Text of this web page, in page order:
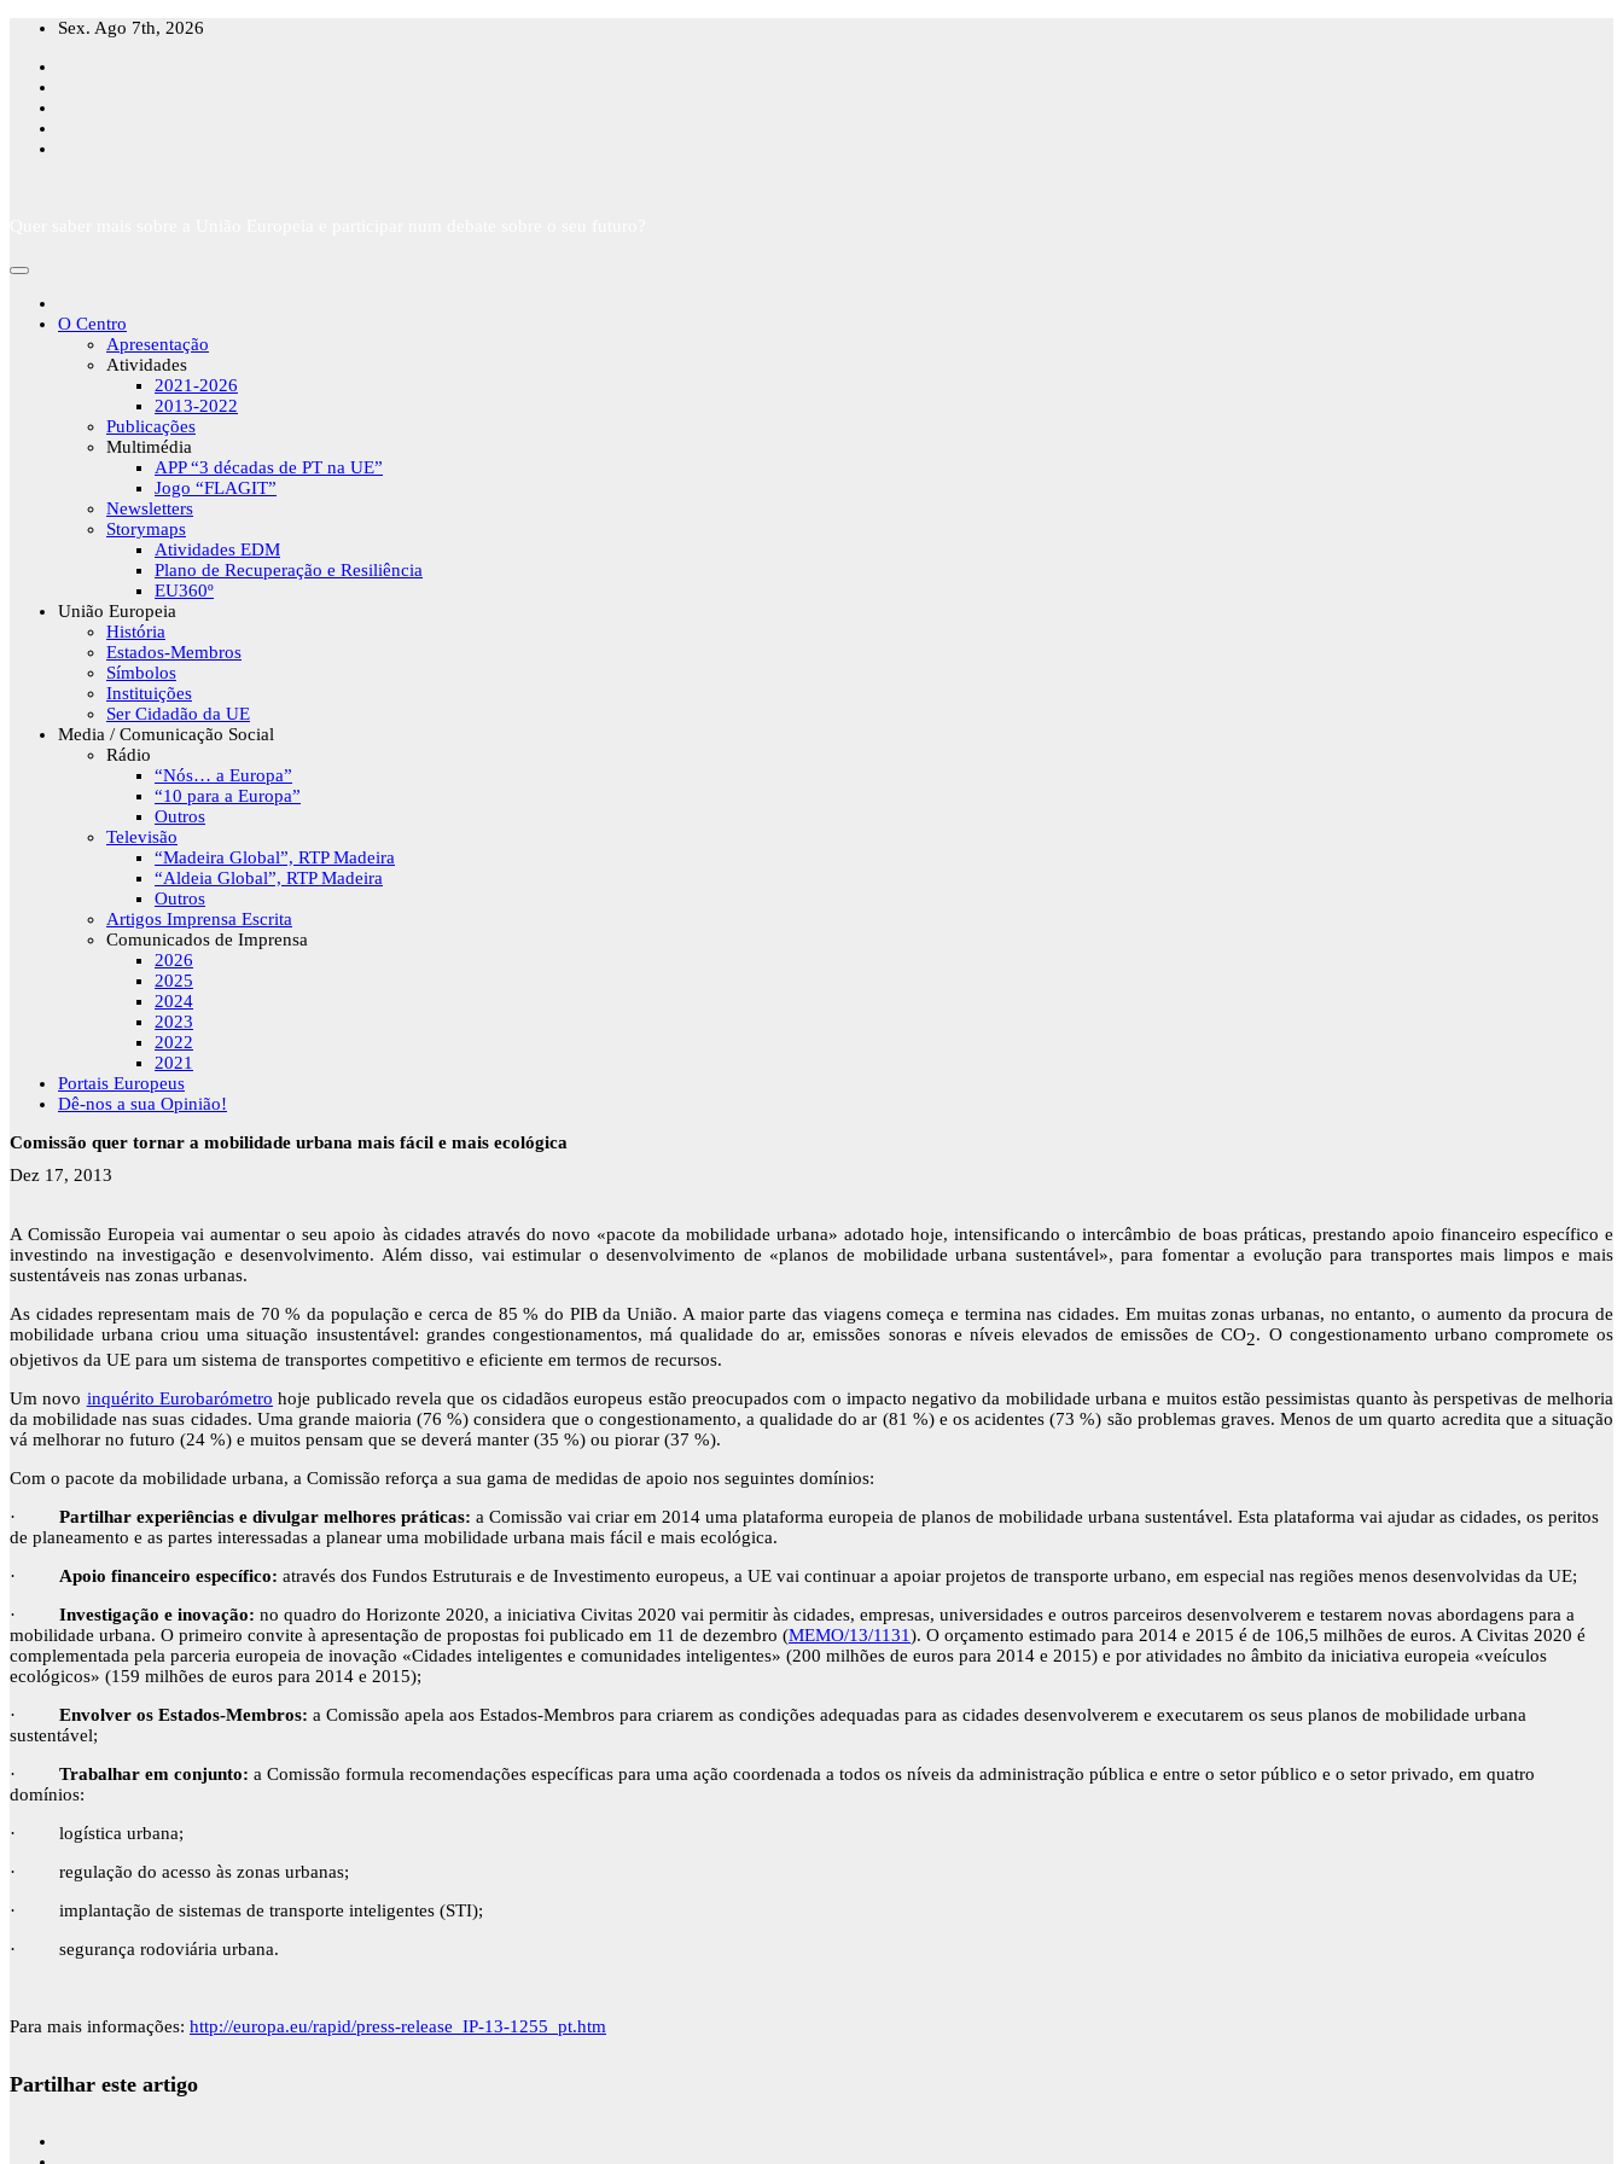
Skip
content
Sex. Ago 7th, 2026
O Centro
Apresentação
Atividades
2021-2026
2013-2022
Publicações
Multimédia
APP “3 décadas de PT na UE”
Jogo “FLAGIT”
Newsletters
Storymaps
Atividades EDM
Plano de Recuperação e Resiliência
EU360º
União Europeia
História
Estados-Membros
Símbolos
Instituições
Ser Cidadão da UE
Media / Comunicação Social
Rádio
“Nós… a Europa”
“10 para a Europa”
Outros
Televisão
“Madeira Global”, RTP Madeira
“Aldeia Global”, RTP Madeira
Outros
Artigos Imprensa Escrita
Comunicados de Imprensa
2026
2025
2024
2023
2022
2021
Portais Europeus
Dê-nos a sua Opinião!
Comissão quer tornar a mobilidade urbana mais fácil e mais ecológica
Dez 17, 2013
A Comissão Europeia vai aumentar o seu apoio às cidades através do novo «pacote da mobilidade urbana» adotado hoje, intensificando o intercâmbio de boas práticas, prestando apoio financeiro específico e
investindo na investigação e desenvolvimento. Além disso, vai estimular o desenvolvimento de «planos de mobilidade urbana sustentável», para fomentar a evolução para transportes mais limpos e mais
sustentáveis nas zonas urbanas.
As cidades representam mais de 70 % da população e cerca de 85 % do PIB da União. A maior parte das viagens começa e termina nas cidades. Em muitas zonas urbanas, no entanto, o aumento da procura de
mobilidade urbana criou uma situação insustentável: grandes congestionamentos, má qualidade do ar, emissões sonoras e níveis elevados de emissões de CO2. O congestionamento urbano compromete os
objetivos da UE para um sistema de transportes competitivo e eficiente em termos de recursos.
Um novo inquérito Eurobarómetro hoje publicado revela que os cidadãos europeus estão preocupados com o impacto negativo da mobilidade urbana e muitos estão pessimistas quanto às perspetivas de melhoria
da mobilidade nas suas cidades. Uma grande maioria (76 %) considera que o congestionamento, a qualidade do ar (81 %) e os acidentes (73 %) são problemas graves. Menos de um quarto acredita que a situação
vá melhorar no futuro (24 %) e muitos pensam que se deverá manter (35 %) ou piorar (37 %).
Com o pacote da mobilidade urbana, a Comissão reforça a sua gama de medidas de apoio nos seguintes domínios:
· Partilhar experiências e divulgar melhores práticas: a Comissão vai criar em 2014 uma plataforma europeia de planos de mobilidade urbana sustentável. Esta plataforma vai ajudar as cidades, os peritos
de planeamento e as partes interessadas a planear uma mobilidade urbana mais fácil e mais ecológica.
· Apoio financeiro específico: através dos Fundos Estruturais e de Investimento europeus, a UE vai continuar a apoiar projetos de transporte urbano, em especial nas regiões menos desenvolvidas da UE;
· Investigação e inovação: no quadro do Horizonte 2020, a iniciativa Civitas 2020 vai permitir às cidades, empresas, universidades e outros parceiros desenvolverem e testarem novas abordagens para a
mobilidade urbana. O primeiro convite à apresentação de propostas foi publicado em 11 de dezembro (MEMO/13/1131). O orçamento estimado para 2014 e 2015 é de 106,5 milhões de euros. A Civitas 2020 é
complementada pela parceria europeia de inovação «Cidades inteligentes e comunidades inteligentes» (200 milhões de euros para 2014 e 2015) e por atividades no âmbito da iniciativa europeia «veículos
ecológicos» (159 milhões de euros para 2014 e 2015);
· Envolver os Estados-Membros: a Comissão apela aos Estados-Membros para criarem as condições adequadas para as cidades desenvolverem e executarem os seus planos de mobilidade urbana
sustentável;
· Trabalhar em conjunto: a Comissão formula recomendações específicas para uma ação coordenada a todos os níveis da administração pública e entre o setor público e o setor privado, em quatro
domínios:
· logística urbana;
· regulação do acesso às zonas urbanas;
· implantação de sistemas de transporte inteligentes (STI);
· segurança rodoviária urbana.
Para mais informações: http://europa.eu/rapid/press-release_IP-13-1255_pt.htm
Partilhar este artigo